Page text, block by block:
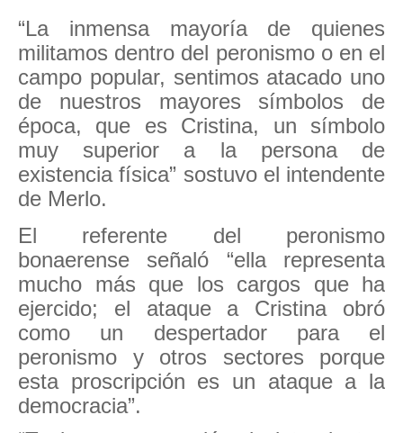
“La inmensa mayoría de quienes
militamos dentro del peronismo o en el
campo popular, sentimos atacado uno
de nuestros mayores símbolos de
época, que es Cristina, un símbolo
muy superior a la persona de
existencia física” sostuvo el intendente
de Merlo.
El referente del peronismo
bonaerense señaló “ella representa
mucho más que los cargos que ha
ejercido; el ataque a Cristina obró
como un despertador para el
peronismo y otros sectores porque
esta proscripción es un ataque a la
democracia”.